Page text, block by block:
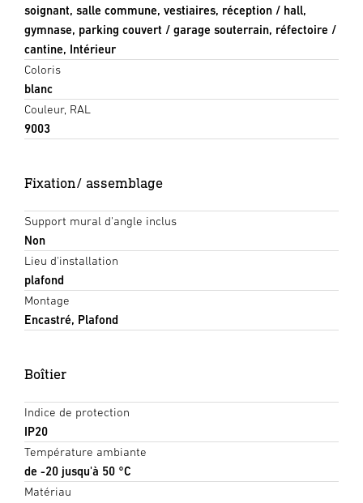
soignant, salle commune, vestiaires, réception / hall,
gymnase, parking couvert / garage souterrain, réfectoire /
cantine, Intérieur
Coloris
blanc
Couleur, RAL
9003
Fixation/ assemblage
Support mural d'angle inclus
Non
Lieu d'installation
plafond
Montage
Encastré, Plafond
Boîtier
Indice de protection
IP20
Température ambiante
de -20 jusqu'à 50 °C
Matériau